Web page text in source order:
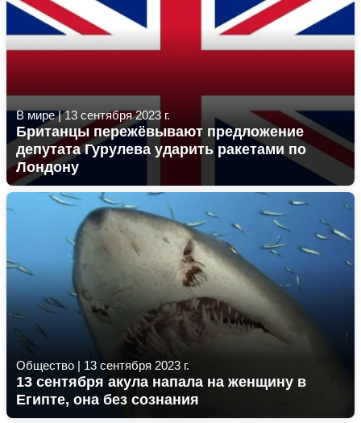
В мире|13 сентября 2023 г.
Британцы пережёвывают предложение
депутата Гурулева ударить ракетами по
Лондону
Общество | 13 сентября 2023 г.
13 сентября акула напала на женщину в
Египте, она без сознания